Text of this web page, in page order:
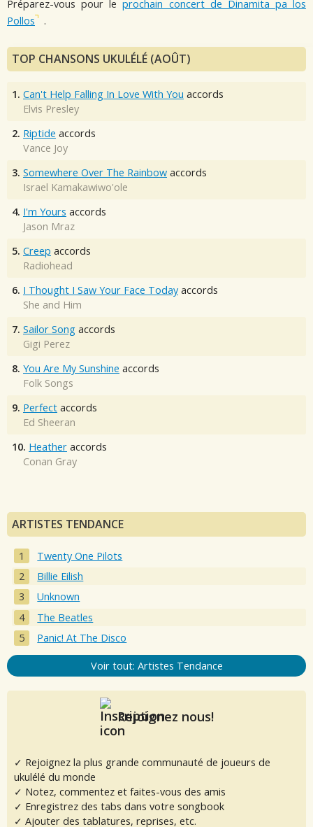
Préparez-vous pour leprochain concert de Dinamita pa los
Pollos
.
TOP CHANSONS UKULÉLÉ (AOÛT)
1. Can't Help Falling In Love With You accords
Elvis Presley
2. Riptide accords
Vance Joy
3. Somewhere Over The Rainbow accords
Israel Kamakawiwo'ole
4. I'm Yours accords
Jason Mraz
5. Creep accords
Radiohead
6. I Thought I Saw Your Face Today accords
She and Him
7. Sailor Song accords
Gigi Perez
8. You Are My Sunshine accords
Folk Songs
9. Perfect accords
Ed Sheeran
10. Heather accords
Conan Gray
ARTISTES TENDANCE
Twenty One Pilots
Billie Eilish
Unknown
The Beatles
Panic! At The Disco
Voir tout: Artistes Tendance
Rejoignez nous!
✓ Rejoignez la plus grande communauté de joueurs de
ukulélé du monde
✓ Notez, commentez et faites-vous des amis
✓ Enregistrez des tabs dans votre songbook
✓ Ajouter des tablatures, reprises, etc.